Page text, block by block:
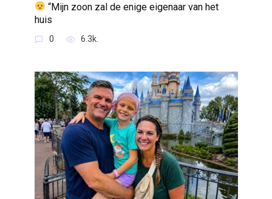
“Mijn zoon zal de enige eigenaar van het
huis
0 6.3k.